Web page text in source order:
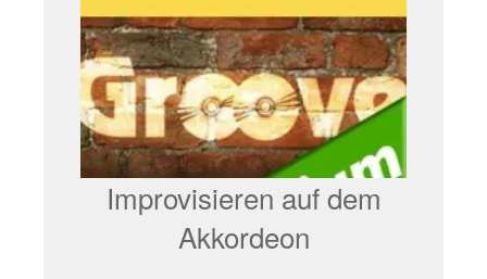
Improvisieren auf dem
Akkordeon